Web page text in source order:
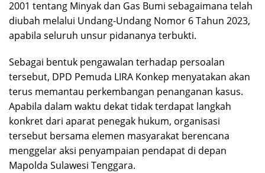
2001 tentang Minyak dan Gas Bumi sebagaimana telah
diubah melalui Undang-Undang Nomor 6 Tahun 2023,
apabila seluruh unsur pidananya terbukti.
Sebagai bentuk pengawalan terhadap persoalan
tersebut, DPD Pemuda LIRA Konkep menyatakan akan
terus memantau perkembangan penanganan kasus.
Apabila dalam waktu dekat tidak terdapat langkah
konkret dari aparat penegak hukum, organisasi
tersebut bersama elemen masyarakat berencana
menggelar aksi penyampaian pendapat di depan
Mapolda Sulawesi Tenggara.